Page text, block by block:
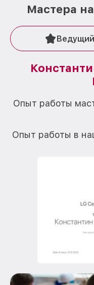
Мастера
Опыт работы
Опыт работы в